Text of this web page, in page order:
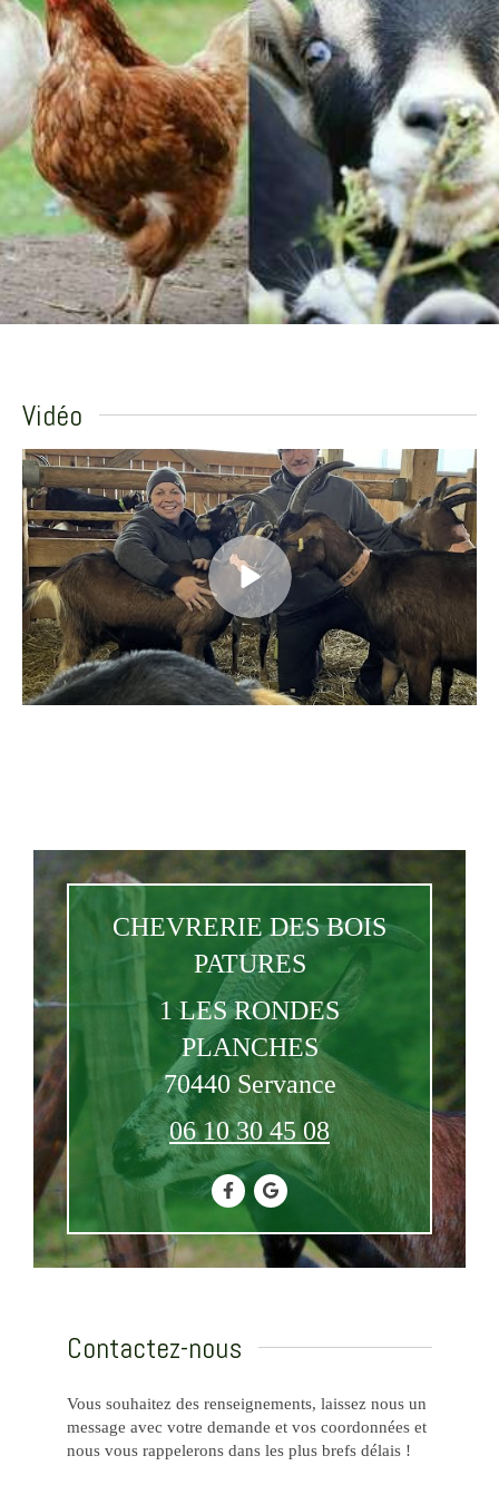
Vidéo
CHEVRERIE DES BOIS
PATURES
1 LES RONDES
PLANCHES
70440 Servance
06 10 30 45 08
Contactez-nous
Vous souhaitez des renseignements, laissez nous un
message avec votre demande et vos coordonnées et
nous vous rappelerons dans les plus brefs délais !